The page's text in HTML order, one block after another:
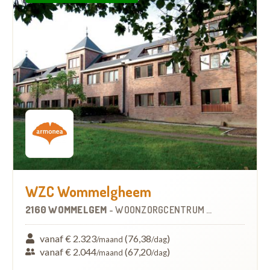
WZC Wommelgheem
2160 WOMMELGEM -WOONZORGCENTRUM (WZC)
vanaf € 2.323/maand (76,38/dag)
vanaf € 2.044/maand (67,20/dag)